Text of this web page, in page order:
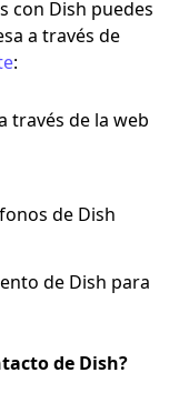
con Dish puedes
a través de
:
través de la web
de Dish
de Dish para
de Dish?